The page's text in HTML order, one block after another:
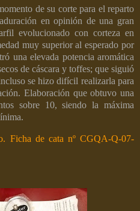
de su corte para el reparto
en opinión de una gran
evolucionado con corteza en
muy superior al esperado por
una elevada potencia aromática
de cáscara y toffes; que siguió
se hizo difícil realizarla para
Elaboración que obtuvo una
sobre 10, siendo la máxima
Ficha de cata nº CGQA-Q-07-